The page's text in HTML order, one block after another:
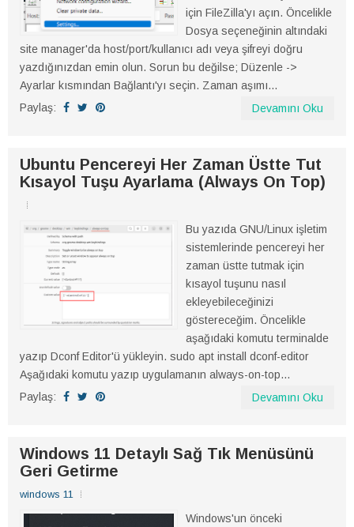
için FileZilla'yı açın. Öncelikle
Dosya seçeneğinin altındaki
site manager'da host/port/kullanıcı adı veya şifreyi doğru
yazdığınızdan emin olun. Sorun bu değilse; Düzenle ->
Ayarlar kısmından Bağlantı'yı seçin. Zaman aşımı...
Paylaş:
Devamını Oku
Ubuntu Pencereyi Her Zaman Üstte Tut
Kısayol Tuşu Ayarlama (Always On Top)
Bu yazıda GNU/Linux işletim
sistemlerinde pencereyi her
zaman üstte tutmak için
kısayol tuşunu nasıl
ekleyebileceğinizi
göstereceğim. Öncelikle
aşağıdaki komutu terminalde
yazıp Dconf Editor'ü yükleyin. sudo apt install dconf-editor
Aşağıdaki komutu yazıp uygulamanın always-on-top...
Paylaş:
Devamını Oku
Windows 11 Detaylı Sağ Tık Menüsünü
Geri Getirme
windows 11
Windows'un önceki